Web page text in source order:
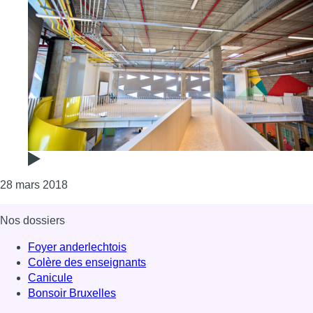
28 mars 2018Consulter l'article "Laeken accueille le premier
Nos dossiers
Foyer anderlechtois
Colère des enseignants
Canicule
Bonsoir Bruxelles